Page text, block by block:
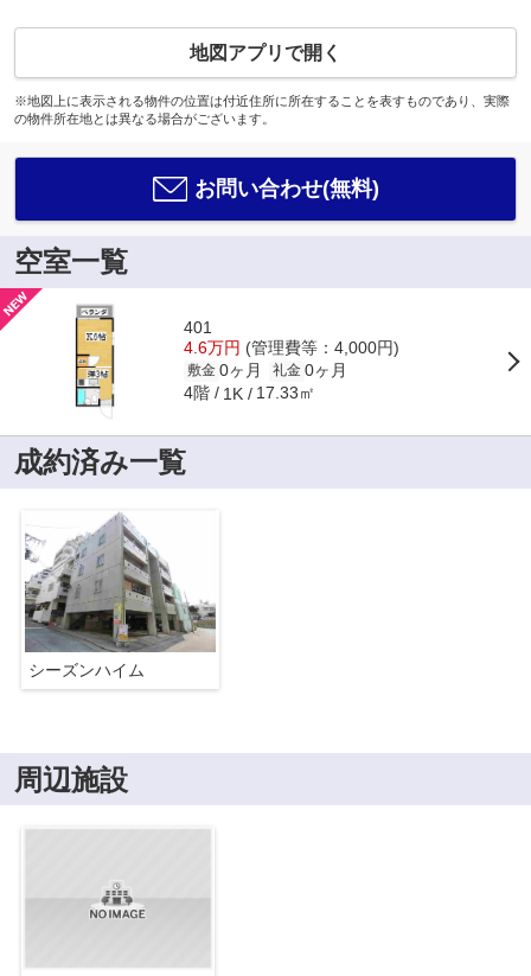
地図アプリで開く
※地図上に表示される物件の位置は付近住所に所在することを表すものであり、実際
の物件所在地とは異なる場合がございます。
お問い合わせ(無料)
空室一覧
401
4.6万円 (管理費等：4,000円)
敷金 0ヶ月 礼金 0ヶ月
4階 1K 17.33㎡
成約済み一覧
シーズンハイム
周辺施設